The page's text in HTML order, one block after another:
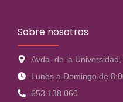
Sobre nosotros
Avda. de la Universidad,
Lunes a Domingo de
653 138 060